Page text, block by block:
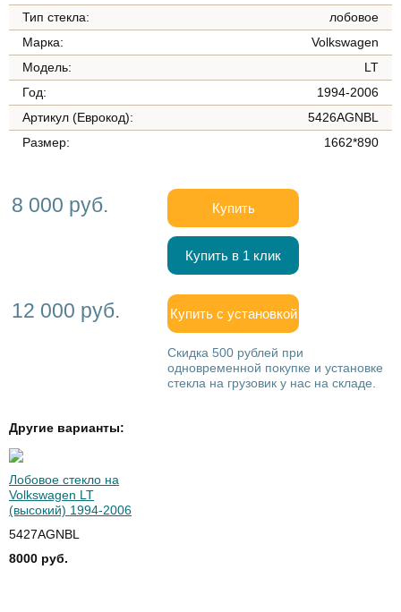
Тип стекла:
лобовое
Марка:
Volkswagen
Модель:
LT
Год:
1994-2006
Артикул (Еврокод):
5426AGNBL
Размер:
1662*890
8 000 руб. Купить
Купить в 1 клик
12 000 руб. Купить с установкой
Скидка 500 рублей при
одновременной покупке и установке
стекла на грузовик у нас на складе.
Другие варианты:
Лобовое стекло на
Volkswagen LT
(высокий) 1994-2006
5427AGNBL
8000 руб.